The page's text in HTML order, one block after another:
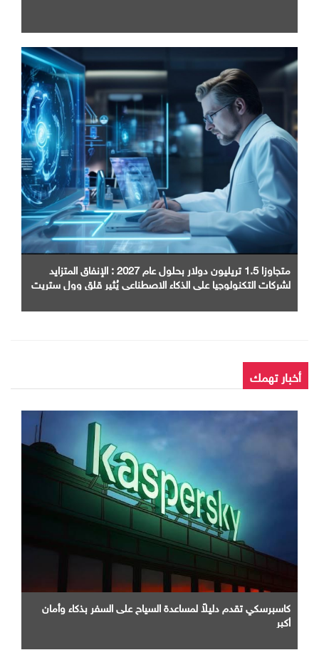
متجاوزا 1.5 تريليون دولار بحلول عام 2027 : الإنفاق المتزايد
لشركات التكنولوجيا على الذكاء الاصطناعي يُثير قلق وول ستريت
أخبار تهمك
كاسبرسكي تقدم دليلاً لمساعدة السياح على السفر بذكاء وأمان
أكبر